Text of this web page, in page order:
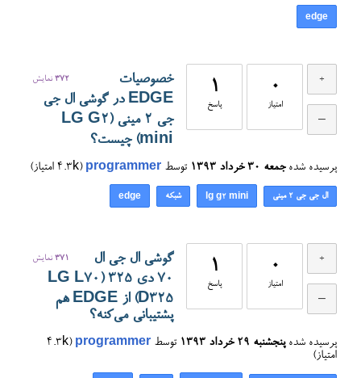
edge
0
امتیاز
1
پاسخ
372 نمایش
خصوصیات
EDGE در گوشی ال جی
جی 2 مینی (LG G2
mini) چیست؟
پرسیده شده جمعه ۳۰ خرداد ۱۳۹۳ توسط programmer
(
4.3k امتیاز)
ال جی جی ۲ مینی lg g2 mini شبکه edge
0
امتیاز
1
پاسخ
371 نمایش
گوشی ال جی ال
70 دی ۳۲۵ (LG L70
D325) از EDGE هم
پشتیبانی می‌کنه؟
پرسیده شده پنجشنبه ۲۹ خرداد ۱۳۹۳ توسط programmer
(
4.3k
امتیاز)